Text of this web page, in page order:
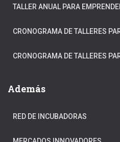
TALLER ANUAL PARA
CRONOGRAMA DE TALLERES
CRONOGRAMA DE TALLERES
Además
RED DE INCUBADORAS